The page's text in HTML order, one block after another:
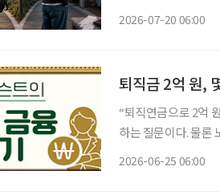
2026-07-20 06:00
퇴직금 2억 원,
“퇴직연금으로 2억 원 정도 모았
하는 질문이다. 물론
2026-06-25 06:00